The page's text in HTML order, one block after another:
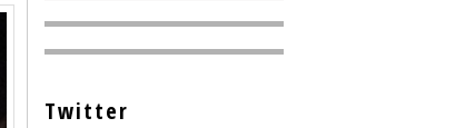
Twitter